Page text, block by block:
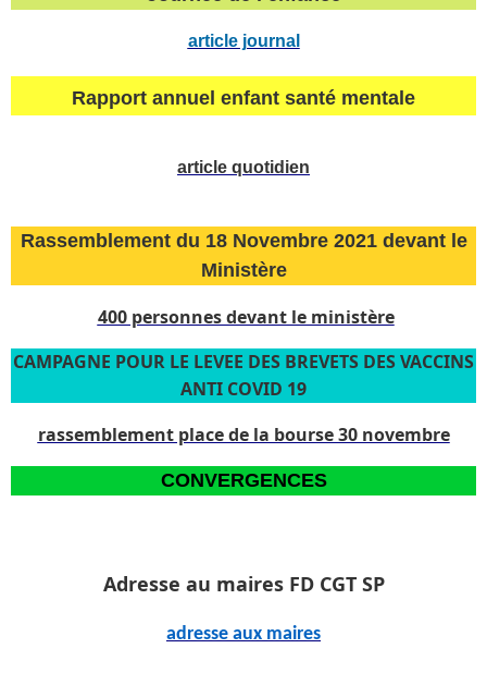
article journal
Rapport annuel enfant santé mentale
article quotidien
Rassemblement du 18 Novembre 2021 devant le
Ministère
400 personnes devant le ministère
CAMPAGNE POUR LE LEVEE DES BREVETS DES VACCINS
ANTI COVID 19
rassemblement place de la bourse 30 novembre
CONVERGENCES
Adresse au maires FD CGT SP
adresse aux maires